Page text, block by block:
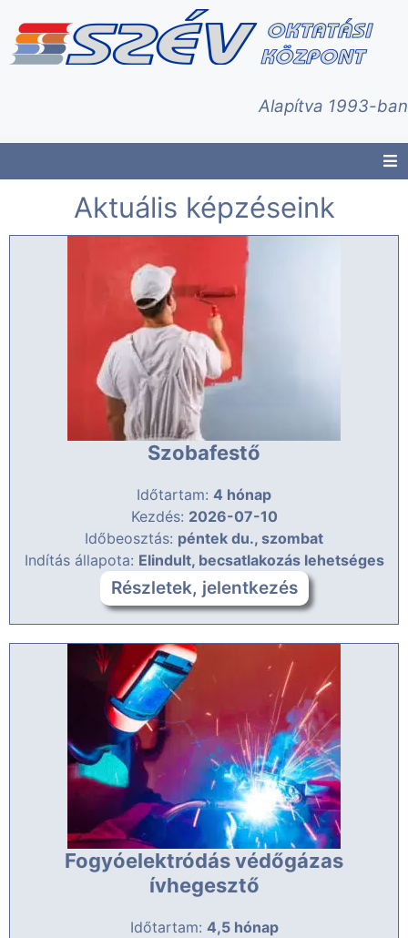
Alapítva 1993-ban
Aktuális képzéseink
Szobafestő
Időtartam: 4 hónap
Kezdés: 2026-07-10
Időbeosztás: péntek du., szombat
Indítás állapota: Elindult, becsatlakozás lehetséges
Részletek, jelentkezés
Fogyóelektródás védőgázas
ívhegesztő
Időtartam: 4,5 hónap